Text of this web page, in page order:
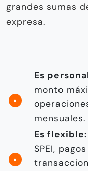
grandes sumas
expresa.
Es
monto
mensuales.
Es flexible:
SPEI,